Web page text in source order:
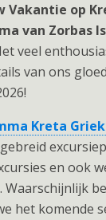
Vakantie op
van Zorbas
veel
van ons
Kreta
en ook
Waarschijnlijk
het komende